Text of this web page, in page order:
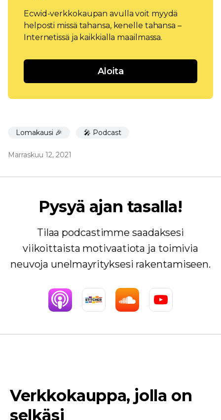
Ecwid-verkkokaupan avulla voit myydä
helposti missä tahansa, kenelle tahansa –
Internetissä ja kaikkialla maailmassa.
Aloita
Lomakausi 🎉 🎤 Podcast
Marraskuu 12, 2021
Pysyä ajan tasalla!
Tilaa podcastimme saadaksesi
viikoittaista motivaatiota ja toimivia
neuvoja unelmayrityksesi rakentamiseen.
Verkkokauppa, jolla on
selkäsi